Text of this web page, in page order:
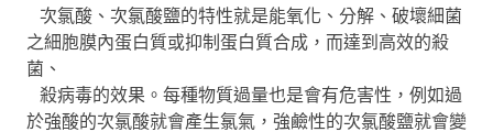
次氯酸、次氯酸鹽的特性就是能氧化、分解、破壞細菌
之細胞膜內蛋白質或抑制蛋白質合成，而達到高效的殺
菌、
殺病毒的效果。每種物質過量也是會有危害性，例如過
於強酸的次氯酸就會產生氯氣，強鹼性的次氯酸鹽就會變